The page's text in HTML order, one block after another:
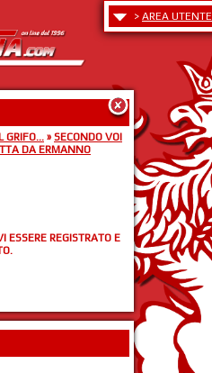
> AREA UTENTE
GRIFO... » SECONDO VOI
DA ERMANNO
ESSERE REGISTRATO E